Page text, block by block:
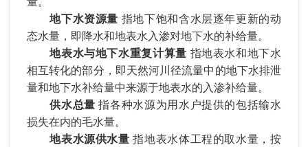
地下水资源量 指地下饱和含水层逐年更新的动
态水量，即降水和地表水入渗对地下水的补给量。
地表水与地下水重复计算量 指地表水和地下水
相互转化的部分，即天然河川径流量中的地下水排泄
量和地下水补给量中来源于地表水的入渗补给量。
供水总量 指各种水源为用水户提供的包括输水
损失在内的毛水量。
地表水源供水量 指地表水体工程的取水量，按